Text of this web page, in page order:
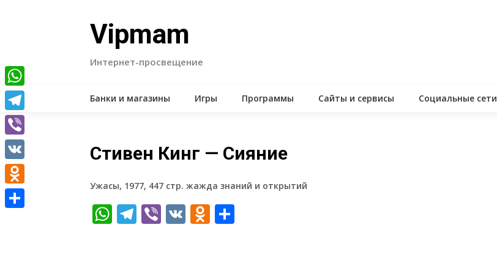
Vipmam
Интернет-просвещение
Банки и магазины Игры Программы Сайты и сервисы Социальные сети
Стивен Кинг — Сияние
Ужасы, 1977, 447 стр. жажда знаний и открытий
WhatsApp
Telegram
Viber
VKOdnoklassniki
WhatsApp
Telegram
Viber
VK
Odnoklassniki